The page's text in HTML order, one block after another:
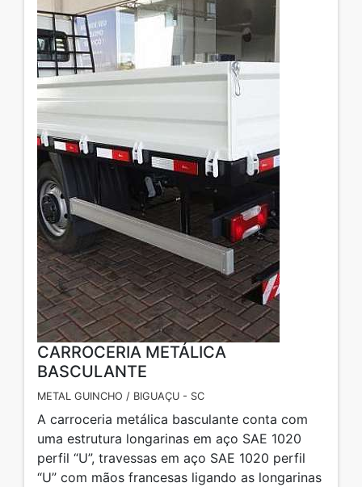
CARROCERIA METÁLICA
BASCULANTE
METAL GUINCHO / BIGUAÇU - SC
A carroceria metálica basculante conta com
uma estrutura longarinas em aço SAE 1020
perfil “U”, travessas em aço SAE 1020 perfil
“U” com mãos francesas ligando as longarinas